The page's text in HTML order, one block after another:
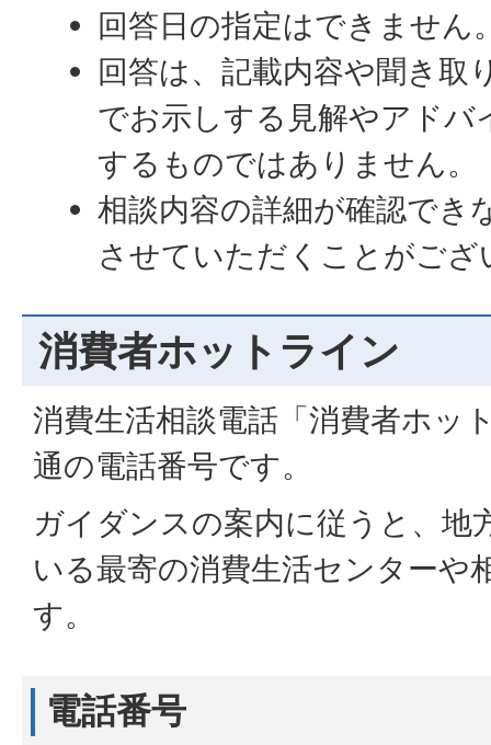
回答日の指定はできません
回答は、記載内容や聞き取
でお示しする見解やアドバ
するものではありません。
相談内容の詳細が確認でき
させていただくことがござ
消費者ホットライン
消費生活相談電話「消費者ホッ
通の電話番号です。
ガイダンスの案内に従うと、地
いる最寄の消費生活センターや
す。
電話番号